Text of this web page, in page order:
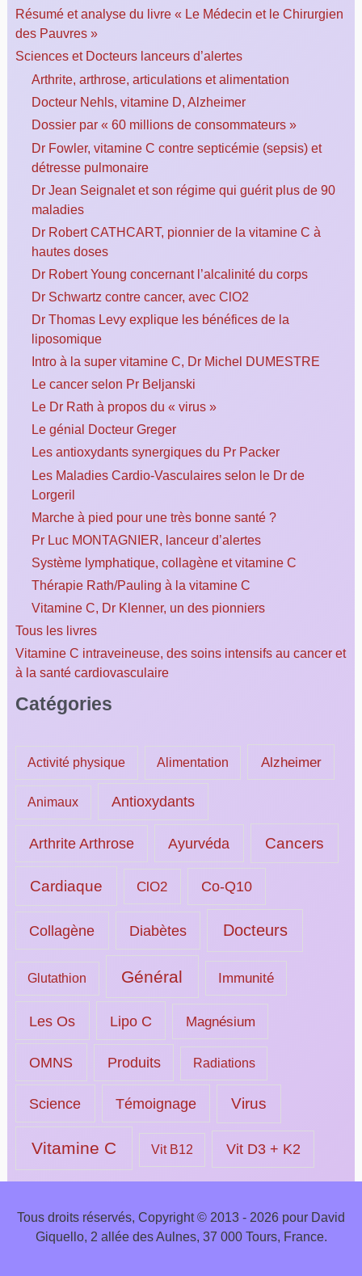
Résumé et analyse du livre « Le Médecin et le Chirurgien
des Pauvres »
Sciences et Docteurs lanceurs d’alertes
Arthrite, arthrose, articulations et alimentation
Docteur Nehls, vitamine D, Alzheimer
Dossier par « 60 millions de consommateurs »
Dr Fowler, vitamine C contre septicémie (sepsis) et
détresse pulmonaire
Dr Jean Seignalet et son régime qui guérit plus de 90
maladies
Dr Robert CATHCART, pionnier de la vitamine C à
hautes doses
Dr Robert Young concernant l’alcalinité du corps
Dr Schwartz contre cancer, avec ClO2
Dr Thomas Levy explique les bénéfices de la
liposomique
Intro à la super vitamine C, Dr Michel DUMESTRE
Le cancer selon Pr Beljanski
Le Dr Rath à propos du « virus »
Le génial Docteur Greger
Les antioxydants synergiques du Pr Packer
Les Maladies Cardio-Vasculaires selon le Dr de
Lorgeril
Marche à pied pour une très bonne santé ?
Pr Luc MONTAGNIER, lanceur d’alertes
Système lymphatique, collagène et vitamine C
Thérapie Rath/Pauling à la vitamine C
Vitamine C, Dr Klenner, un des pionniers
Tous les livres
Vitamine C intraveineuse, des soins intensifs au cancer et
à la santé cardiovasculaire
Catégories
Activité physique Alimentation Alzheimer
Animaux Antioxydants
Arthrite Arthrose Ayurvéda Cancers
Cardiaque ClO2 Co-Q10
Collagène Diabètes Docteurs
Glutathion Général Immunité
Les Os Lipo C Magnésium
OMNS Produits Radiations
Science Témoignage Virus
Vitamine C Vit B12 Vit D3 + K2
Tous droits réservés, Copyright © 2013 - 2026 pour David
Giquello, 2 allée des Aulnes, 37 000 Tours, France.